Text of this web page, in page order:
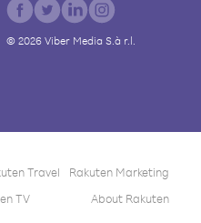
© 2026Viber Media S.à r.l.
Travel
Rakuten Marketing
TV About Rakuten